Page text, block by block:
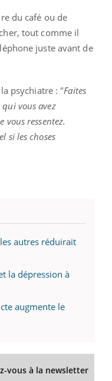
du café ou de
tout comme il
juste avant de
psychiatre : "Faites
vous avez
ressentez.
si les choses
autres réduirait
la dépression à
augmente le
vous à la newsletter